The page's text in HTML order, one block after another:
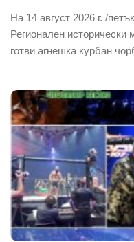
На 14 август 2026 г. /
Регионален
готви агнешка курбан